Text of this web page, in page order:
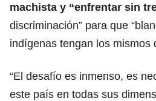
machista y “enfrentar sin
discriminación” para que
indígenas tengan los mismos
“El desafío es inmenso, es
este país en todas sus